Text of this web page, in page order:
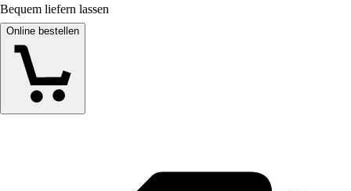
Bequem liefern lassen
Online bestellen